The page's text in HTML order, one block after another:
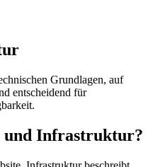
Grundlagen, auf
entscheidend für
und Infrastruktur?